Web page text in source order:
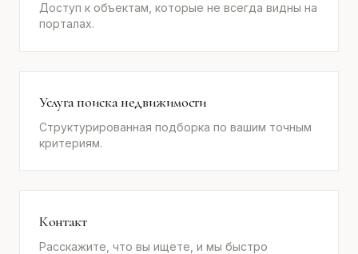
Доступ к объектам, которые не всегда видны на
порталах.
Услуга поиска недвижимости
Структурированная подборка по вашим точным
критериям.
Контакт
Расскажите, что вы ищете, и мы быстро